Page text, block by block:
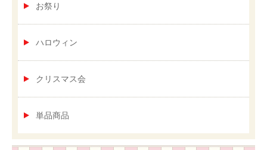
お祭り
ハロウィン
クリスマス会
単品商品